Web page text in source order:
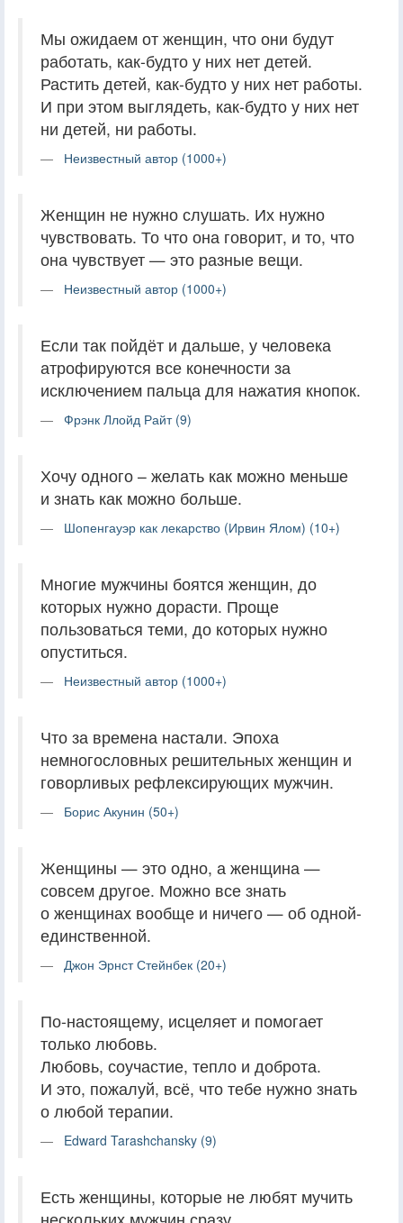
Мы ожидаем от женщин, что они будут
работать, как-будто у них нет детей.
Растить детей, как-будто у них нет работы.
И при этом выглядеть, как-будто у них нет
ни детей, ни работы.
Неизвестный автор (1000+)
Женщин не нужно слушать. Их нужно
чувствовать. То что она говорит, и то, что
она чувствует — это разные вещи.
Неизвестный автор (1000+)
Если так пойдёт и дальше, у человека
атрофируются все конечности за
исключением пальца для нажатия кнопок.
Фрэнк Ллойд Райт (9)
Хочу одного – желать как можно меньше
и знать как можно больше.
Шопенгауэр как лекарство (Ирвин Ялом) (10+)
Многие мужчины боятся женщин, до
которых нужно дорасти. Проще
пользоваться теми, до которых нужно
опуститься.
Неизвестный автор (1000+)
Что за времена настали. Эпоха
немногословных решительных женщин и
говорливых рефлексирующих мужчин.
Борис Акунин (50+)
Женщины — это одно, а женщина —
совсем другое. Можно все знать
о женщинах вообще и ничего — об одной-
единственной.
Джон Эрнст Стейнбек (20+)
По-настоящему, исцеляет и помогает
только любовь.
Любовь, соучастие, тепло и доброта.
И это, пожалуй, всё, что тебе нужно знать
о любой терапии.
Edward Tarashchansky (9)
Есть женщины, которые не любят мучить